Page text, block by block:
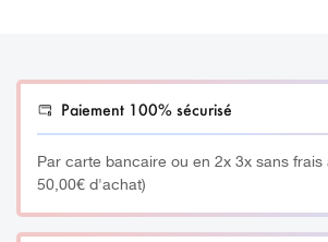
Paiement 100% sécurisé
Par carte bancaire ou en 2x 3x sans
50,00€ d'achat)